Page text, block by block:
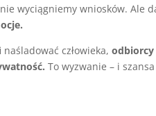
wyciągniemy wniosków. Ale
człowieka,odbiorcy
To wyzwanie – i